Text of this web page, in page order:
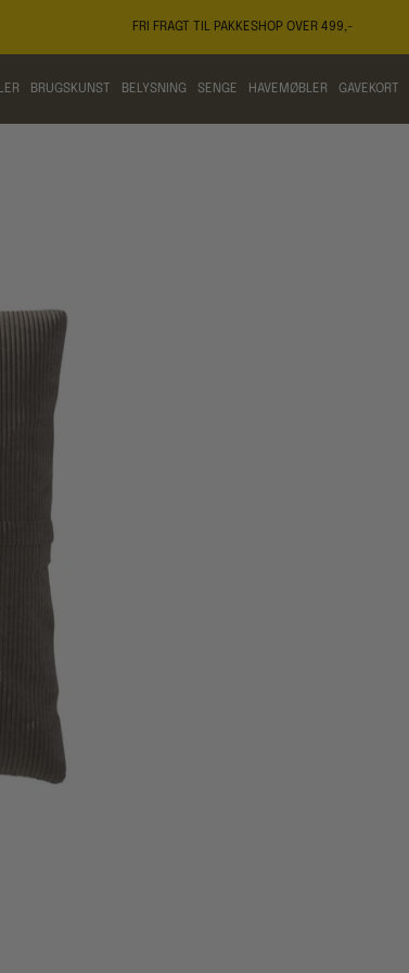
FRI FRAGT TIL PAKKESHOP OVER 499,-
BRUGSKUNST BELYSNING SENGE HAVEMØBLER GAVEKORT